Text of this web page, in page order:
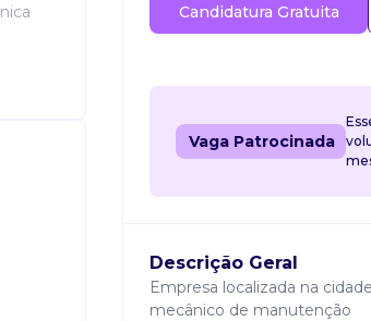
Candidatura Gratuita
Vaga Patrocinada
Descrição Geral
Empresa localizada na
mecânico de manutenção